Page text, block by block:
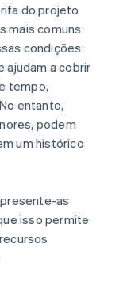
do projeto
mais comuns
condições
ajudam a cobrir
tempo,
entanto,
podem
um histórico
as
isso permite